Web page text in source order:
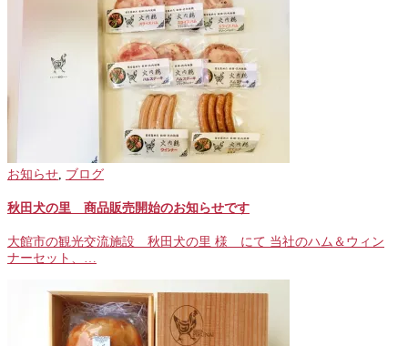
お知らせ, ブログ
秋田犬の里 商品販売開始のお知らせです
大館市の観光交流施設 秋田犬の里 様 にて 当社のハム＆ウィン
ナーセット、…